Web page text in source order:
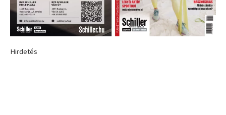
Hirdetés